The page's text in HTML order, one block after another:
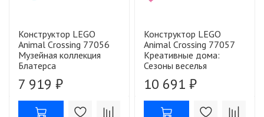
Конструктор LEGO
Animal Crossing 77056
Музейная коллекция
Блатерса
7 919 ₽
Конструктор LEGO
Animal Crossing 77057
Креативные дома:
Сезоны веселья
10 691 ₽